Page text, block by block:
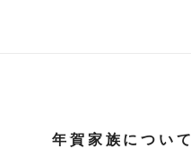
年賀家族について